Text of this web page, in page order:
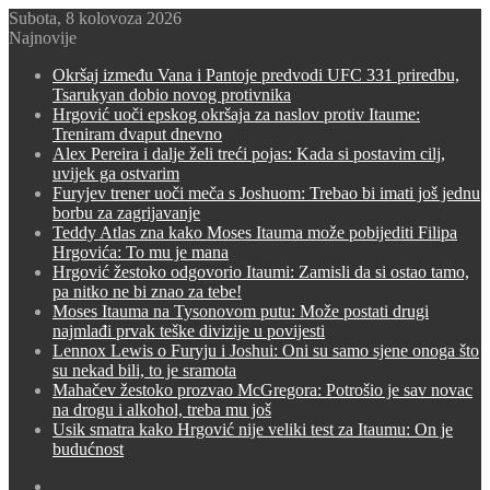
Subota, 8 kolovoza 2026
Najnovije
Okršaj između Vana i Pantoje predvodi UFC 331 priredbu,
Tsarukyan dobio novog protivnika
Hrgović uoči epskog okršaja za naslov protiv Itaume:
Treniram dvaput dnevno
Alex Pereira i dalje želi treći pojas: Kada si postavim cilj,
uvijek ga ostvarim
Furyjev trener uoči meča s Joshuom: Trebao bi imati još jednu
borbu za zagrijavanje
Teddy Atlas zna kako Moses Itauma može pobijediti Filipa
Hrgovića: To mu je mana
Hrgović žestoko odgovorio Itaumi: Zamisli da si ostao tamo,
pa nitko ne bi znao za tebe!
Moses Itauma na Tysonovom putu: Može postati drugi
najmlađi prvak teške divizije u povijesti
Lennox Lewis o Furyju i Joshui: Oni su samo sjene onoga što
su nekad bili, to je sramota
Mahačev žestoko prozvao McGregora: Potrošio je sav novac
na drogu i alkohol, treba mu još
Usik smatra kako Hrgović nije veliki test za Itaumu: On je
budućnost